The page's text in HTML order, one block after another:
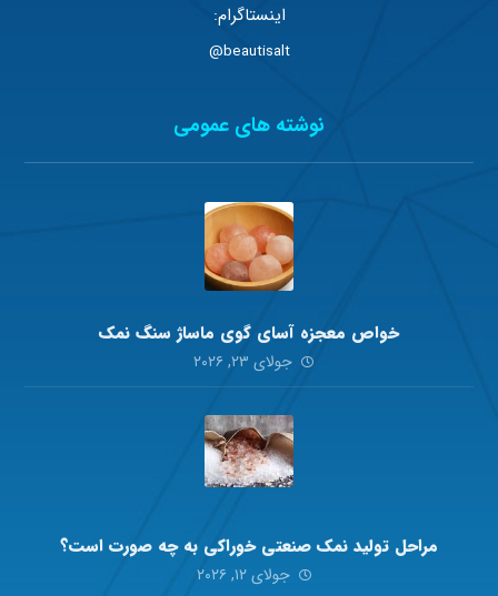
اینستاگرام:
beautisalt@
نوشته های عمومی
خواص معجزه آسای گوی ماساژ سنگ نمک
جولای ۲۳, ۲۰۲۶
مراحل تولید نمک صنعتی خوراکی به چه صورت است؟
جولای ۱۲, ۲۰۲۶